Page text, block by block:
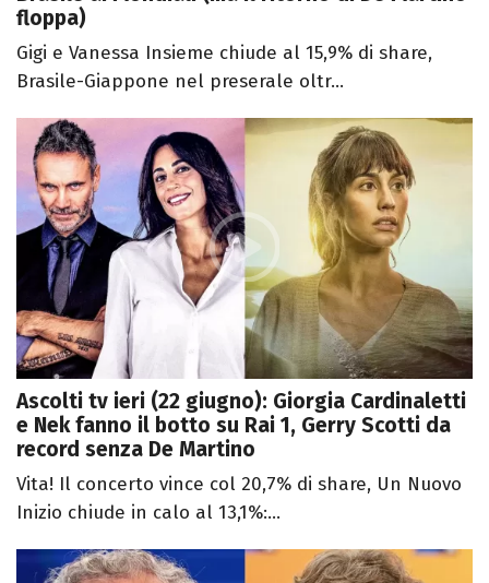
floppa)
Gigi e Vanessa Insieme chiude al 15,9% di share,
Brasile-Giappone nel preserale oltr...
Ascolti tv ieri (22 giugno): Giorgia Cardinaletti
e Nek fanno il botto su Rai 1, Gerry Scotti da
record senza De Martino
Vita! Il concerto vince col 20,7% di share, Un Nuovo
Inizio chiude in calo al 13,1%:...